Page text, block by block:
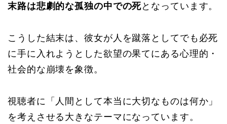
末路は悲劇的な孤独の中での死となっています。
こうした結末は、彼女が人を蹴落としてでも必死
に手に入れようとした欲望の果てにある心理的・
社会的な崩壊を象徴。
視聴者に「人間として本当に大切なものは何か」
を考えさせる大きなテーマになっています。